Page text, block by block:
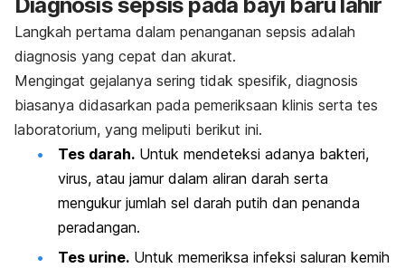
Langkah pertama dalam penanganan sepsis adalah
diagnosis yang cepat dan akurat.
Mengingat gejalanya sering tidak spesifik, diagnosis
biasanya didasarkan pada pemeriksaan klinis serta tes
laboratorium, yang meliputi berikut ini.
Tes darah. Untuk mendeteksi adanya bakteri,
virus, atau jamur dalam aliran darah serta
mengukur jumlah sel darah putih dan penanda
peradangan.
Tes urine. Untuk memeriksa infeksi saluran kemih